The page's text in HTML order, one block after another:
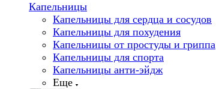
Капельницы
Капельницы для сердца и сосудов
Капельницы для похудения
Капельницы от простуды и гриппа
Капельницы для спорта
Капельницы анти-эйдж
Еще